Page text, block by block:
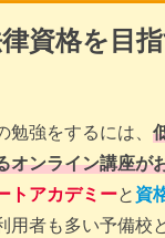
律資格を目
強をするには、
オンライン講座が
トアカデミーと 資
用者も多い予備校